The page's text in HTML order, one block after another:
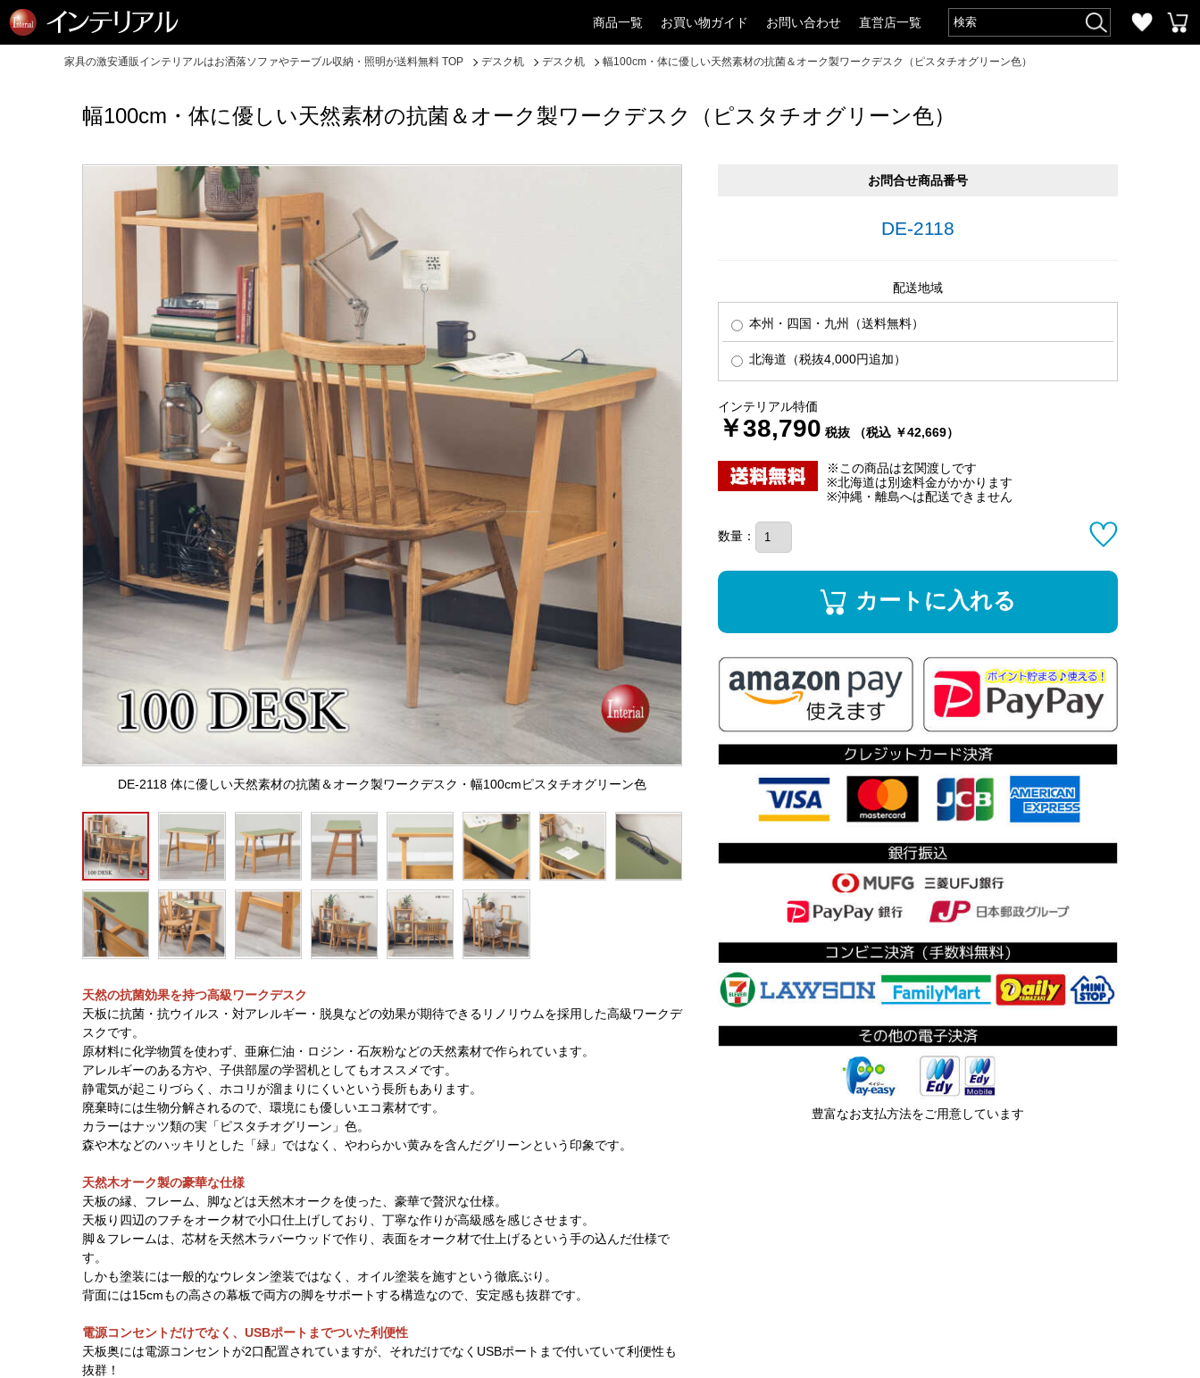
商品一覧 お買い物ガイド お問い合わせ 直営店一覧
家具の激安通販インテリアルはお洒落ソファやテーブル収納・照明が送料無料 TOP デスク机 デスク机 幅100cm・体に優しい天然素材の抗菌＆オーク製ワークデスク（ピスタチオグリーン色）
幅100cm・体に優しい天然素材の抗菌＆オーク製ワークデスク（ピスタチオグリーン色）
DE-2118 体に優しい天然素材の抗菌＆オーク製ワークデスク・幅100cmピスタチオグリーン色
天然の抗菌効果を持つ高級ワークデスク
天板に抗菌・抗ウイルス・対アレルギー・脱臭などの効果が期待できるリノリウムを採用した高級ワークデ
スクです。
原材料に化学物質を使わず、亜麻仁油・ロジン・石灰粉などの天然素材で作られています。
アレルギーのある方や、子供部屋の学習机としてもオススメです。
静電気が起こりづらく、ホコリが溜まりにくいという長所もあります。
廃棄時には生物分解されるので、環境にも優しいエコ素材です。
カラーはナッツ類の実「ピスタチオグリーン」色。
森や木などのハッキリとした「緑」ではなく、やわらかい黄みを含んだグリーンという印象です。
天然木オーク製の豪華な仕様
天板の縁、フレーム、脚などは天然木オークを使った、豪華で贅沢な仕様。
天板り四辺のフチをオーク材で小口仕上げしており、丁寧な作りが高級感を感じさせます。
脚＆フレームは、芯材を天然木ラバーウッドで作り、表面をオーク材で仕上げるという手の込んだ仕様で
す。
しかも塗装には一般的なウレタン塗装ではなく、オイル塗装を施すという徹底ぶり。
背面には15cmもの高さの幕板で両方の脚をサポートする構造なので、安定感も抜群です。
電源コンセントだけでなく、USBポートまでついた利便性
天板奥には電源コンセントが2口配置されていますが、それだけでなくUSBポートまで付いていて利便性も
抜群！
お問合せ商品番号
DE-2118
配送地域
本州・四国・九州（送料無料）
北海道（税抜4,000円追加）
インテリアル特価
￥38,790 税抜 （税込 ￥42,669）
※この商品は玄関渡しです
※北海道は別途料金がかかります
※沖縄・離島へは配送できません
数量：
カートに入れる
豊富なお支払方法をご用意しています